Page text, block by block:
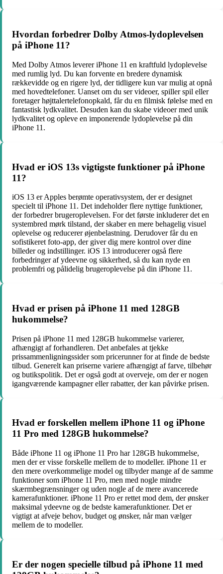
Hvordan forbedrer Dolby Atmos-lydoplevelsen
på iPhone 11?
Med Dolby Atmos leverer iPhone 11 en kraftfuld lydoplevelse
med rumlig lyd. Du kan forvente en bredere dynamisk
rækkevidde og en rigere lyd, der tidligere kun var mulig at opnå
med hovedtelefoner. Uanset om du ser videoer, spiller spil eller
foretager højttalertelefonopkald, får du en filmisk følelse med en
fantastisk lydkvalitet. Desuden kan du skabe videoer med unik
lydkvalitet og opleve en imponerende lydoplevelse på din
iPhone 11.
Hvad er iOS 13s vigtigste funktioner på iPhone
11?
iOS 13 er Apples berømte operativsystem, der er designet
specielt til iPhone 11. Det indeholder flere nyttige funktioner,
der forbedrer brugeroplevelsen. For det første inkluderer det en
systembred mørk tilstand, der skaber en mere behagelig visuel
oplevelse og reducerer øjenbelastning. Derudover får du en
sofistikeret foto-app, der giver dig mere kontrol over dine
billeder og indstillinger. iOS 13 introducerer også flere
forbedringer af ydeevne og sikkerhed, så du kan nyde en
problemfri og pålidelig brugeroplevelse på din iPhone 11.
Hvad er prisen på iPhone 11 med 128GB
hukommelse?
Prisen på iPhone 11 med 128GB hukommelse varierer,
afhængigt af forhandleren. Det anbefales at tjekke
prissammenligningssider som pricerunner for at finde de bedste
tilbud. Generelt kan priserne variere afhængigt af farve, tilbehør
og butikspolitik. Det er også godt at overveje, om der er nogen
igangværende kampagner eller rabatter, der kan påvirke prisen.
Hvad er forskellen mellem iPhone 11 og iPhone
11 Pro med 128GB hukommelse?
Både iPhone 11 og iPhone 11 Pro har 128GB hukommelse,
men der er visse forskelle mellem de to modeller. iPhone 11 er
den mere overkommelige model og tilbyder mange af de samme
funktioner som iPhone 11 Pro, men med nogle mindre
skærmbegrænsninger og uden nogle af de mere avancerede
kamerafunktioner. iPhone 11 Pro er rettet mod dem, der ønsker
maksimal ydeevne og de bedste kamerafunktioner. Det er
vigtigt at afveje behov, budget og ønsker, når man vælger
mellem de to modeller.
Er der nogen specielle tilbud på iPhone 11 med